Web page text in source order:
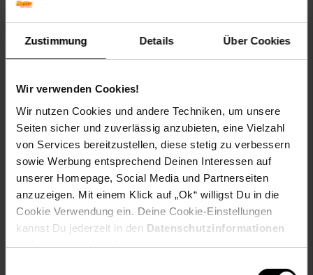
Zustimmung Details Über Cookies
Wir verwenden Cookies!
Wir nutzen Cookies und andere Techniken, um unsere
Seiten sicher und zuverlässig anzubieten, eine Vielzahl
von Services bereitzustellen, diese stetig zu verbessern
sowie Werbung entsprechend Deinen Interessen auf
unserer Homepage, Social Media und Partnerseiten
anzuzeigen. Mit einem Klick auf „Ok“ willigst Du in die
Cookie Verwendung ein. Deine Cookie-Einstellungen
kannst Du jederzeit in den Datenschutzinformationen
ändern bzw. widerrufen.
Sitzfläche (BxT): 56 x 42 cm
Höhe Rückenlehne: 34 cm
Max. Belastbarkeit: 130 kg
Sitz:
Bezug: Kunstleder
Angenehme Sitzposition durch Rückenlehne
Sitzfläche komfortabel gepolstert
Gestell:
Material: Metall
Stabiler Trompetenfuß
Sicherer Stand
Besonderheiten: